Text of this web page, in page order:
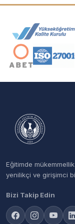
Eğitimde
yenilikçi ve girişimci
Bizi Takip Edin